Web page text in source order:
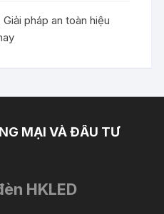
pháp an toàn hiệu
MẠI VÀ ĐẦU TƯ
HKLED